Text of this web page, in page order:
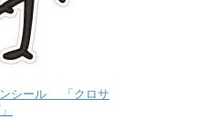
ンシール 「クロサ